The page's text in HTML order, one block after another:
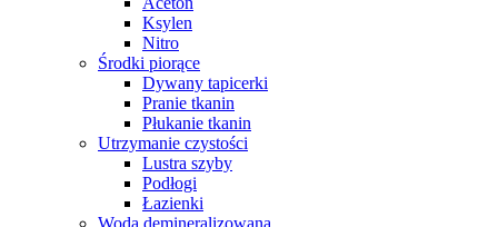
Ksylen
Nitro
Środki piorące
Dywany tapicerki
Pranie tkanin
Płukanie tkanin
Utrzymanie czystości
Lustra szyby
Podłogi
Łazienki
Woda demineralizowana